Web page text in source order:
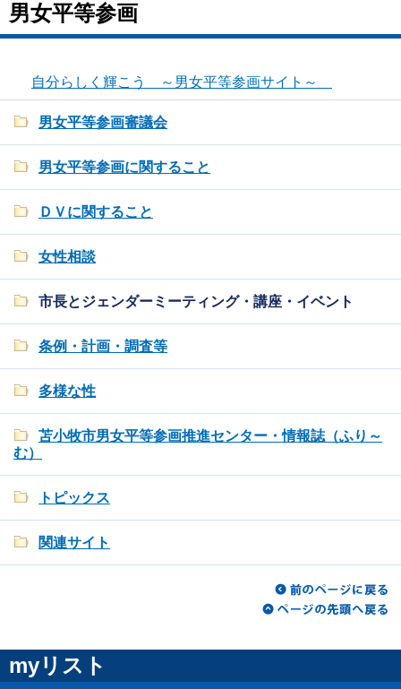
男女平等参画
自分らしく輝こう ～男女平等参画サイト～
男女平等参画審議会
男女平等参画に関すること
ＤＶに関すること
女性相談
市長とジェンダーミーティング・講座・イベント
条例・計画・調査等
多様な性
苫小牧市男女平等参画推進センター・情報誌（ふり～
む）
トピックス
関連サイト
myリスト